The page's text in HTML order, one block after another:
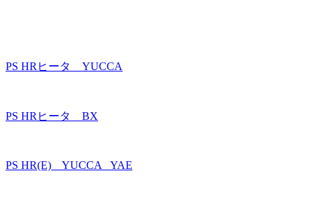
PS HRヒータ YUCCA
PS HRヒータ BX
PS HR(E) YUCCA _YAE